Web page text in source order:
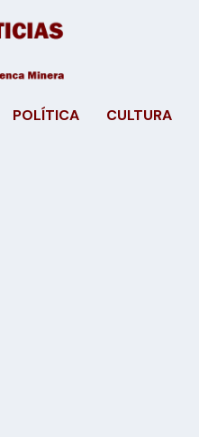
POLÍTICA CULTURA